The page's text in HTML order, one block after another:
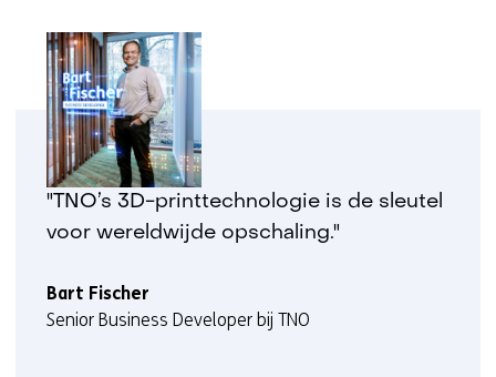
r
k
e
u
r
w
i
j
g
e
op
deze
website
worden
toegestaan
of
geweigerd.
"TNO’s 3D-printtechnologie is de sleutel
voor wereldwijde opschaling."
Bart Fischer
Senior Business Developer bij TNO